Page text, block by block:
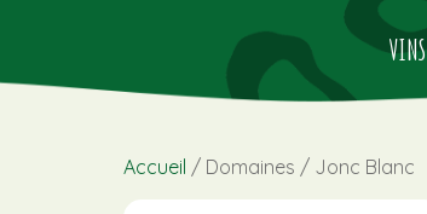
VINS
Accueil / Domaines / Jonc Blanc